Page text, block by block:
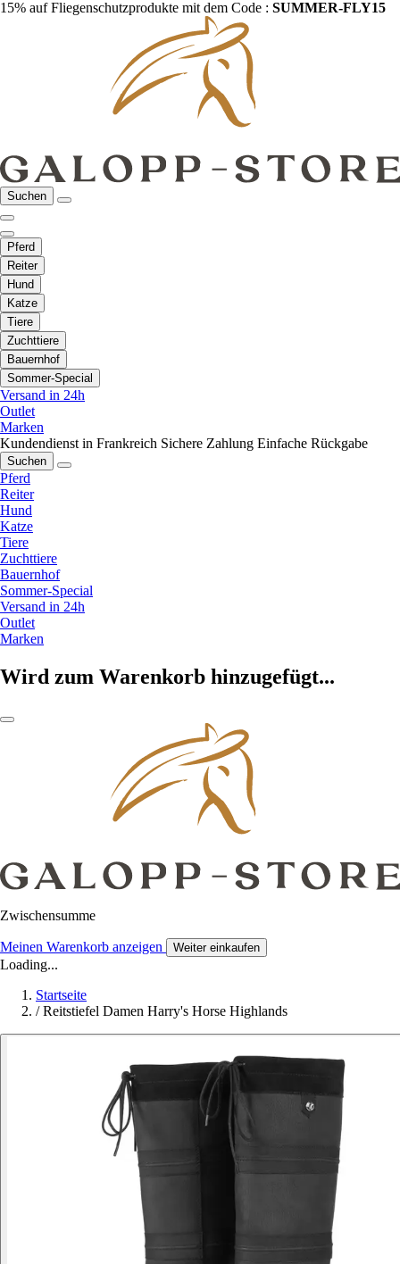
15% auf Fliegenschutzprodukte mit dem Code : SUMMER-FLY15
Suchen
Pferd
Reiter
Hund
Katze
Tiere
Zuchttiere
Bauernhof
Sommer-Special
Versand in 24h
Outlet
Marken
Kundendienst in Frankreich Sichere Zahlung Einfache Rückgabe
Suchen
Pferd
Reiter
Hund
Katze
Tiere
Zuchttiere
Bauernhof
Sommer-Special
Versand in 24h
Outlet
Marken
Wird zum Warenkorb hinzugefügt...
Zwischensumme
Meinen Warenkorb anzeigen Weiter einkaufen
Loading...
Startseite
/ Reitstiefel Damen Harry's Horse Highlands